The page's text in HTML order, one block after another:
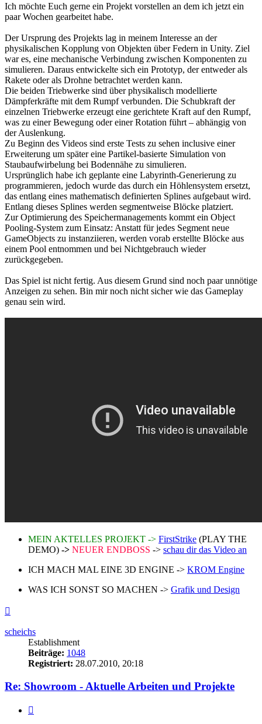
Ich möchte Euch gerne ein Projekt vorstellen an dem ich jetzt ein
paar Wochen gearbeitet habe.
Der Ursprung des Projekts lag in meinem Interesse an der
physikalischen Kopplung von Objekten über Federn in Unity. Ziel
war es, eine mechanische Verbindung zwischen Komponenten zu
simulieren. Daraus entwickelte sich ein Prototyp, der entweder als
Rakete oder als Drohne betrachtet werden kann.
Die beiden Triebwerke sind über physikalisch modellierte
Dämpferkräfte mit dem Rumpf verbunden. Die Schubkraft der
einzelnen Triebwerke erzeugt eine gerichtete Kraft auf den Rumpf,
was zu einer Bewegung oder einer Rotation führt – abhängig von
der Auslenkung.
Zu Beginn des Videos sind erste Tests zu sehen inclusive einer
Erweiterung um später eine Partikel-basierte Simulation von
Staubaufwirbelung bei Bodennähe zu simulieren.
Ursprünglich habe ich geplante eine Labyrinth-Generierung zu
programmieren, jedoch wurde das durch ein Höhlensystem ersetzt,
das entlang eines mathematisch definierten Splines aufgebaut wird.
Entlang dieses Splines werden segmentweise Blöcke platziert.
Zur Optimierung des Speichermanagements kommt ein Object
Pooling-System zum Einsatz: Anstatt für jedes Segment neue
GameObjects zu instanziieren, werden vorab erstellte Blöcke aus
einem Pool entnommen und bei Nichtgebrauch wieder
zurückgegeben.
Das Spiel ist nicht fertig. Aus diesem Grund sind noch paar unnötige
Anzeigen zu sehen. Bin mir noch nicht sicher wie das Gameplay
genau sein wird.
MEIN AKTELLES PROJEKT -> FirstStrike (PLAY THE
DEMO) -> NEUER ENDBOSS -> schau dir das Video an
ICH MACH MAL EINE 3D ENGINE -> KROM Engine
WAS ICH SONST SO MACHEN -> Grafik und Design
scheichs
Establishment
Beiträge: 1048
Registriert: 28.07.2010, 20:18
Re: Showroom - Aktuelle Arbeiten und Projekte